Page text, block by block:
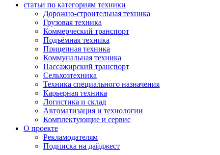
статьи по категориям техники
Дорожно-строительная техника
Грузовая техника
Коммерческий транспорт
Подъёмная техника
Прицепная техника
Коммунальная техника
Пассажирский транспорт
Сельхозтехника
Техника специального назначения
Карьерная техника
Логистика и склад
Автоматизация и технологии
Комплектующие и сервис
О проекте
Рекламодателям
Подписка на дайджест